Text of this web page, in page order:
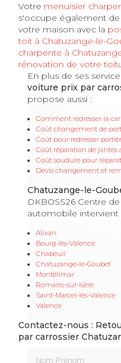
Votre menuisier
s'occupe également
votre maison avec la
toit à Chatuzange-le-
charpente à
rénovation de votre
En plus de ses
voiture prix par
propose aussi :
Comment redresser la
Coût changement de
Coût pour redresser
Coût réparation de jantes
Coût soudure pour
Devis changement et
Chatuzange-le-
DKBOSS26 Centre
automobile intervient
Alixan
Bourg-lès-Valence
Chabeuil
Chatuzange-le-Goubet
Montélimar
Romans-sur-Isère
Saint-Marcel-lès-Valence
Valence
Contactez-nous :
par carrossier